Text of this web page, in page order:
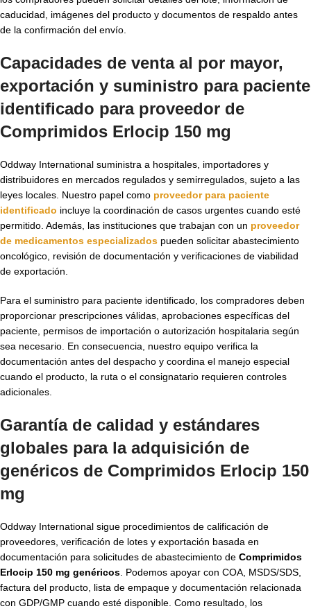
caducidad, imágenes del producto y documentos de respaldo antes
de la confirmación del envío.
Capacidades de venta al por mayor,
exportación y suministro para paciente
identificado para proveedor de
Comprimidos Erlocip 150 mg
Oddway International suministra a hospitales, importadores y
distribuidores en mercados regulados y semirregulados, sujeto a las
leyes locales. Nuestro papel como proveedor para paciente
identificado incluye la coordinación de casos urgentes cuando esté
permitido. Además, las instituciones que trabajan con un proveedor
de medicamentos especializados pueden solicitar abastecimiento
oncológico, revisión de documentación y verificaciones de viabilidad
de exportación.
Para el suministro para paciente identificado, los compradores deben
proporcionar prescripciones válidas, aprobaciones específicas del
paciente, permisos de importación o autorización hospitalaria según
sea necesario. En consecuencia, nuestro equipo verifica la
documentación antes del despacho y coordina el manejo especial
cuando el producto, la ruta o el consignatario requieren controles
adicionales.
Garantía de calidad y estándares
globales para la adquisición de
genéricos de Comprimidos Erlocip 150
mg
Oddway International sigue procedimientos de calificación de
proveedores, verificación de lotes y exportación basada en
documentación para solicitudes de abastecimiento de Comprimidos
Erlocip 150 mg genéricos . Podemos apoyar con COA, MSDS/SDS,
factura del producto, lista de empaque y documentación relacionada
con GDP/GMP cuando esté disponible. Como resultado, los